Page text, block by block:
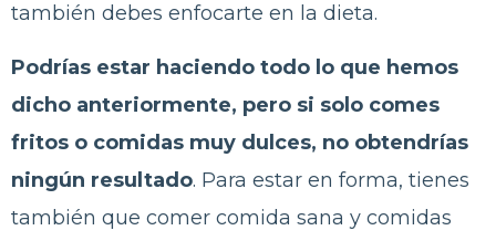
también debes enfocarte en la dieta.
Podrías estar haciendo todo lo que hemos
dicho anteriormente, pero si solo comes
fritos o comidas muy dulces, no obtendrías
ningún resultado. Para estar en forma, tienes
también que comer comida sana y comidas